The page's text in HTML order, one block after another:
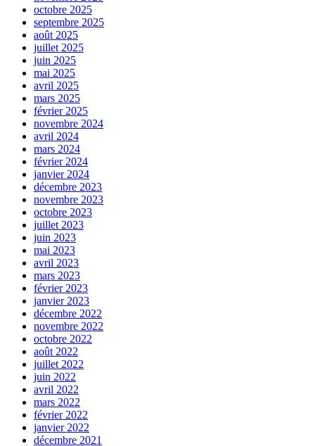
octobre 2025
septembre 2025
août 2025
juillet 2025
juin 2025
mai 2025
avril 2025
mars 2025
février 2025
novembre 2024
avril 2024
mars 2024
février 2024
janvier 2024
décembre 2023
novembre 2023
octobre 2023
juillet 2023
juin 2023
mai 2023
avril 2023
mars 2023
février 2023
janvier 2023
décembre 2022
novembre 2022
octobre 2022
août 2022
juillet 2022
juin 2022
avril 2022
mars 2022
février 2022
janvier 2022
décembre 2021